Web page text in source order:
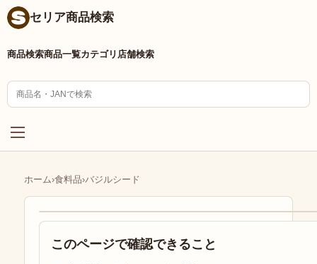
セリア商品検索
商品検索商品一覧カテゴリ 店舗検索
ホーム›食料品›バジルシード
このページで確認できること